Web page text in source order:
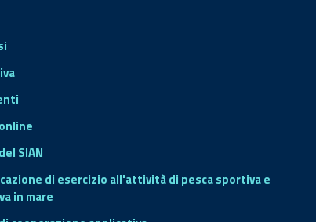
SIAN
di esercizio all'attività di pesca sportiva e
in mare